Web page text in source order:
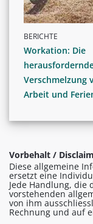
BERICHTE
Workation: Die
Verschmelzung
Arbeit und
Vorbehalt /
Diese allgemeine
ersetzt eine
Jede Handlung, die
vorstehenden
von ihm
Rechnung und auf